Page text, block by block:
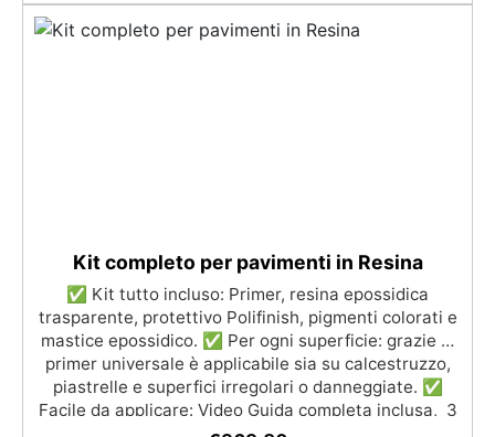
per il contatto con la pelle, Bpa Free e senza Solventi
(Voc Free) Superficie lucida, autolivellante e con filtri
Kit completo per pavimenti in Resina
✅ Kit tutto incluso: Primer, resina epossidica
trasparente, protettivo Polifinish, pigmenti colorati e
mastice epossidico. ✅ Per ogni superficie: grazie al
primer universale è applicabile sia su calcestruzzo,
piastrelle e superfici irregolari o danneggiate. ✅
Facile da applicare: Video Guida completa inclusa, 3
semplici passaggi, dalla preparazione della superficie